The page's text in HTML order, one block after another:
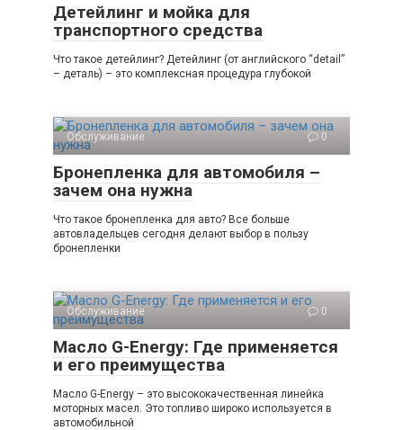
Детейлинг и мойка для
транспортного средства
Что такое детейлинг? Детейлинг (от английского “detail”
– деталь) – это комплексная процедура глубокой
Обслуживание 0
Бронепленка для автомобиля –
зачем она нужна
Что такое бронепленка для авто? Все больше
автовладельцев сегодня делают выбор в пользу
бронепленки
Обслуживание 0
Масло G-Energy: Где применяется
и его преимущества
Масло G-Energy – это высококачественная линейка
моторных масел. Это топливо широко используется в
автомобильной